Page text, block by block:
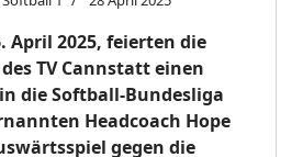
April 2025, feierten die
TV Cannstatt einen
die Softball-Bundesliga
Headcoach Hope
gegen die